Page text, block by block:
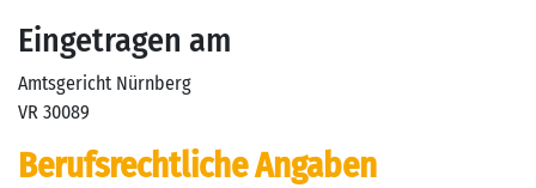
Eingetragen am
Amtsgericht Nürnberg
VR 30089
Berufsrechtliche Angaben